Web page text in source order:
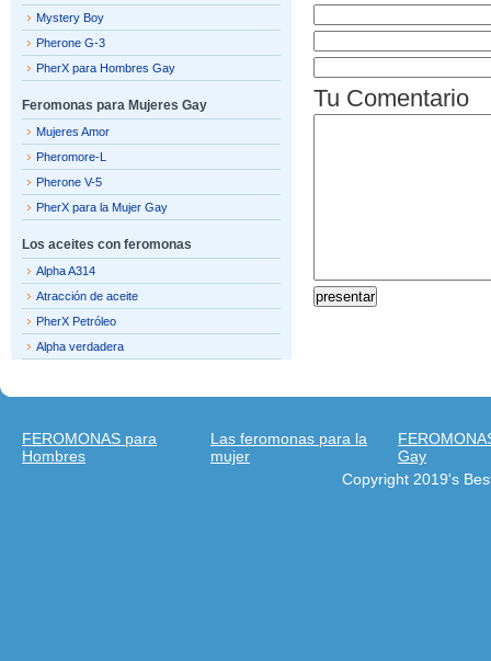
Tu Comentario
Mystery Boy
Pherone G-3
PherX para Hombres Gay
Feromonas para Mujeres Gay
Mujeres Amor
Pheromore-L
Pherone V-5
PherX para la Mujer Gay
Los aceites con feromonas
Alpha A314
Atracción de aceite
PherX Petróleo
Alpha verdadera
FEROMONAS para
Hombres
Las feromonas para la
mujer
Gay
Copyright 2019's